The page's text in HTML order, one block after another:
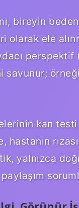
bireyin
olarak ele
kan
yalnızca